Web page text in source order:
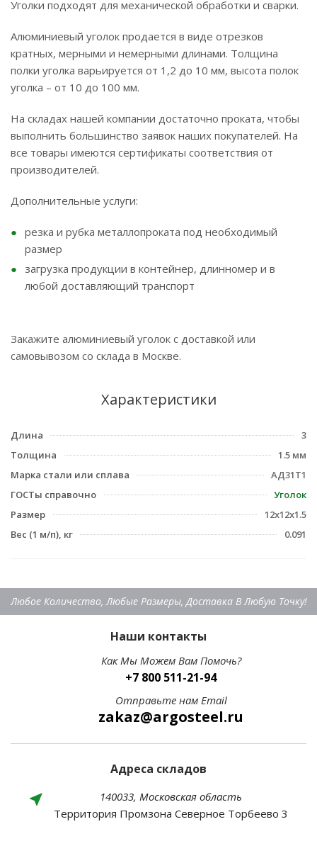
Уголки подходят для механической обработки и сварки.
Алюминиевый уголок продается в виде отрезков
кратных, мерными и немерными длинами. Толщина
полки уголка варьируется от 1,2 до 10 мм, высота полок
уголка – от 10 до 100 мм.
На складах нашей компании достаточно проката, чтобы
выполнить большинство заявок наших покупателей. На
все товары имеются сертификаты соответствия от
производителей.
Дополнительные услуги:
резка и рубка металлопроката под необходимый
размер
загрузка продукции в контейнер, длинномер и в
любой доставляющий транспорт
Закажите алюминиевый уголок с доставкой или
самовывозом со склада в Москве.
Характеристики
Длина
3
Толщина
1.5 мм
Марка стали или сплава
АД31Т1
ГОСТы справочно
Уголок
Размер
12х12х1.5
Вес (1 м/п), кг
0.091
Любое Количество, Любые Размеры, Доставка В Любую Точку!
Наши контакты
Как Мы Можем Вам Помочь?
+7 800 511-21-94
Отправьте нам Email
zakaz@argosteel.ru
Адреса складов
140033, Московская область
Территория Промзона Северное Торбеево 3